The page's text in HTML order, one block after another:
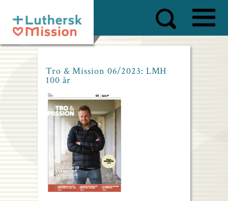
main
content
Tro & Mission 06/2023: LMH
100 år